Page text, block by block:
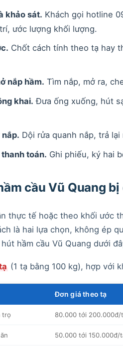
khảo sát. Khách gọi hotline
ước lượng khối lượng.
Chốt cách tính theo tạ hay
nắp hầm. Tìm nắp, mở ra,
khai. Đưa ống xuống, hút
nắp. Dội rửa quanh nắp, trả
toán. Ghi phiếu, ký hai
cầu Vũ Quang
thực tế hoặc theo khối ước
là hai lựa chọn, không ép
hầm cầu Vũ Quang dưới
(1 tạ bằng 100 kg), hợp với
Đơn giá theo tạ
trọ 80.000 tới 200.000đ/
50.000 tới 150.000đ/